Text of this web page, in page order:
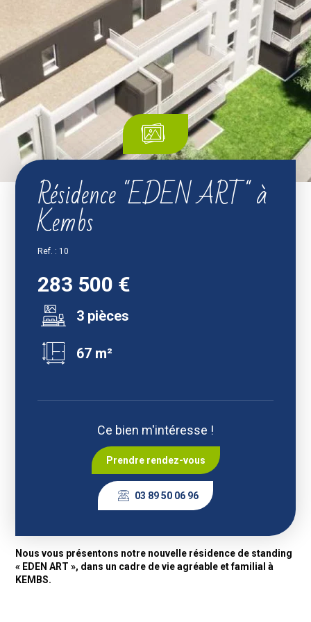
Résidence "EDEN ART" à
Kembs
Ref. : 10
283 500 €
3 pièces
67 m²
Ce bien m'intéresse !
Prendre rendez-vous
03 89 50 06 96
Nous vous présentons notre nouvelle résidence de standing
« EDEN ART », dans un cadre de vie agréable et familial à
KEMBS.